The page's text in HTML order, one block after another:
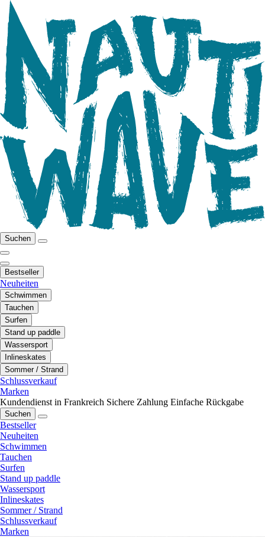
Suchen
Bestseller
Neuheiten
Schwimmen
Tauchen
Surfen
Stand up paddle
Wassersport
Inlineskates
Sommer / Strand
Schlussverkauf
Marken
Kundendienst in Frankreich Sichere Zahlung Einfache Rückgabe
Suchen
Bestseller
Neuheiten
Schwimmen
Tauchen
Surfen
Stand up paddle
Wassersport
Inlineskates
Sommer / Strand
Schlussverkauf
Marken